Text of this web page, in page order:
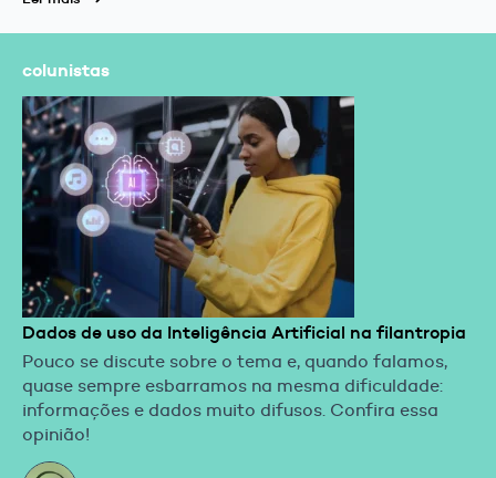
colunistas
Dados de uso da Inteligência Artificial na filantropia
Pouco se discute sobre o tema e, quando falamos,
quase sempre esbarramos na mesma dificuldade:
informações e dados muito difusos. Confira essa
opinião!